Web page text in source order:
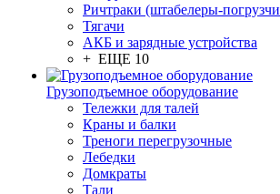
Ричтраки (штабелеры-
Тягачи
АКБ и зарядные устройства
+ ЕЩЕ 10
Грузоподъемное оборудование
Тележки для талей
Краны и балки
Треноги перегрузочные
Лебедки
Домкраты
Тали